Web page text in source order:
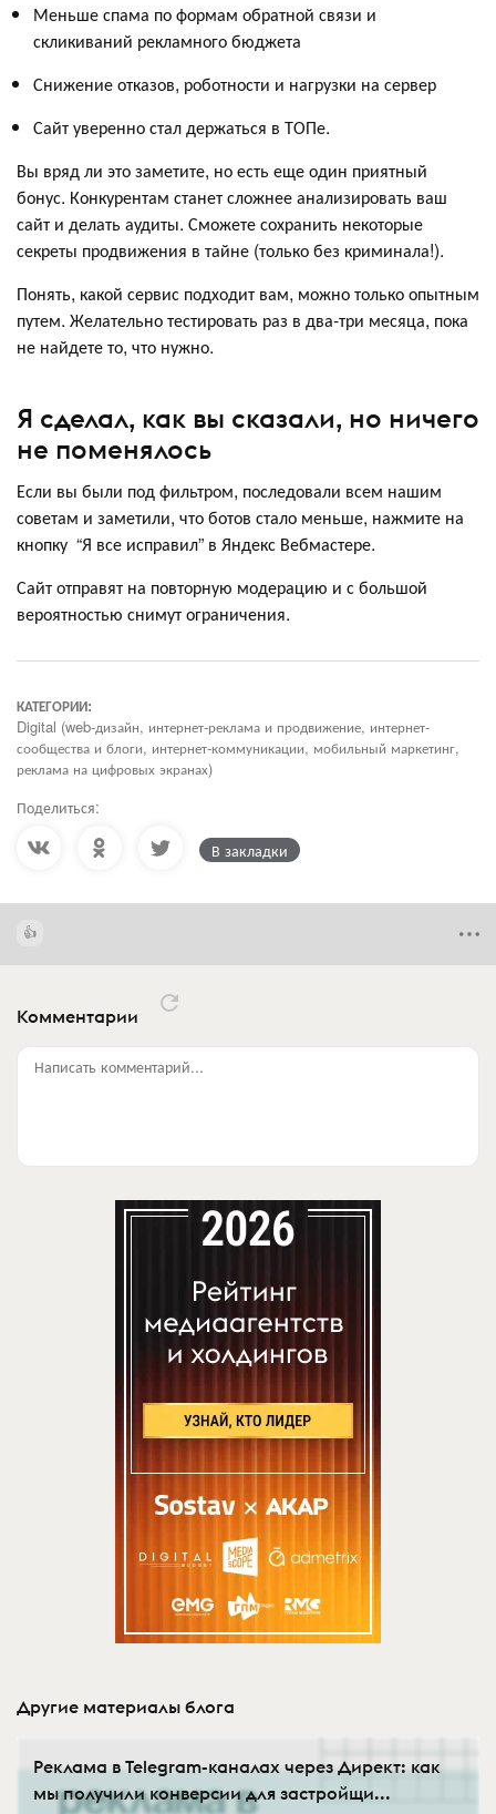
Меньше спама по формам обратной связи и
скликиваний рекламного бюджета
Снижение отказов, роботности и нагрузки на сервер
Сайт уверенно стал держаться в ТОПе.
Вы вряд ли это заметите, но есть еще один приятный
бонус. Конкурентам станет сложнее анализировать ваш
сайт и делать аудиты. Сможете сохранить некоторые
секреты продвижения в тайне (только без криминала!).
Понять, какой сервис подходит вам, можно только опытным
путем. Желательно тестировать раз в два-три месяца, пока
не найдете то, что нужно.
Я сделал, как вы сказали, но ничего
не поменялось
Если вы были под фильтром, последовали всем нашим
советам и заметили, что ботов стало меньше, нажмите на
кнопку “Я все исправил” в Яндекс Вебмастере.
Сайт отправят на повторную модерацию и с большой
вероятностью снимут ограничения.
КАТЕГОРИИ:
Digital (web-дизайн, интернет-реклама и продвижение, интернет-
сообщества и блоги, интернет-коммуникации, мобильный маркетинг,
реклама на цифровых экранах)
Поделиться:
В закладки
Комментарии
Написать комментарий...
Другие материалы блога
Реклама в Telegram-каналах через Директ: как
мы получили конверсии для застройщи...